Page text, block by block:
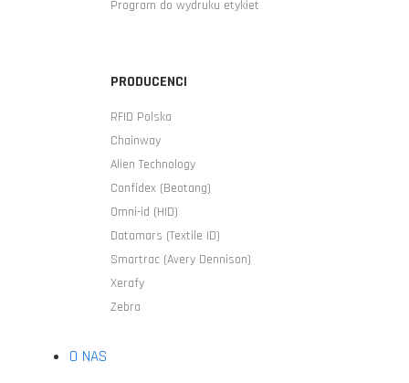
Program do wydruku etykiet
PRODUCENCI
RFID Polska
Chainway
Alien Technology
Confidex (Beotang)
Omni-id (HID)
Datamars (Textile ID)
Smartrac (Avery Dennison)
Xerafy
Zebra
O NAS